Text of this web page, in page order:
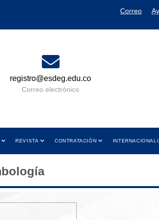
Correo
registro@esdeg.edu.co
Correo electrónico
REVISTA CONTRATACIÓN